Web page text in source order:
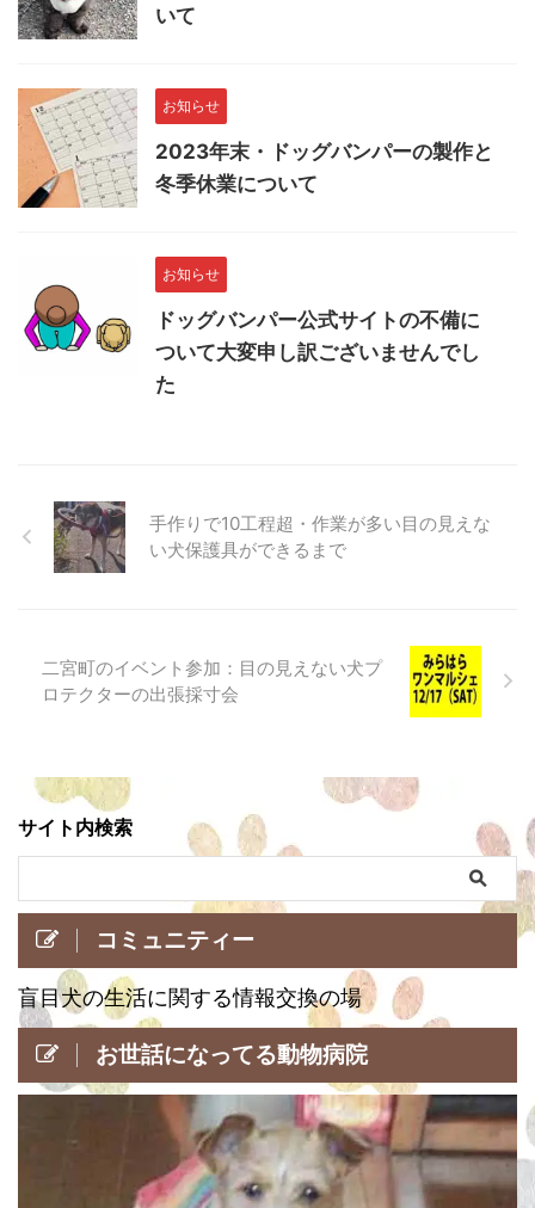
いて
お知らせ
2023年末・ドッグバンパーの製作と
冬季休業について
お知らせ
ドッグバンパー公式サイトの不備に
ついて大変申し訳ございませんでし
た
手作りで10工程超・作業が多い目の見えな
い犬保護具ができるまで
二宮町のイベント参加：目の見えない犬プ
ロテクターの出張採寸会
サイト内検索
コミュニティー
盲目犬の生活に関する情報交換の場
お世話になってる動物病院